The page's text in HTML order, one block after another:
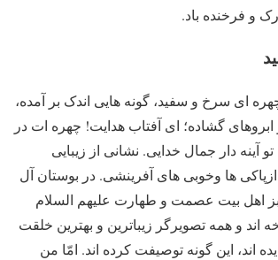
و فرخنده باد.
ای سرخ و سفید، گونه هایی اندک بر آمده،
گشاده؛ ای آفتاب هدایت! چهره ات در
آینه دار جمال خدایی. نشانی از زیبایی
ها وخوبی های آفرینشی. در بوستان آل
اهل بیت عصمت و طهارت علیهم السلام
اند و همه تصویرگر زیباترین و بهترین خلقت
اند، این گونه توصیفت کرده اند. امّا من